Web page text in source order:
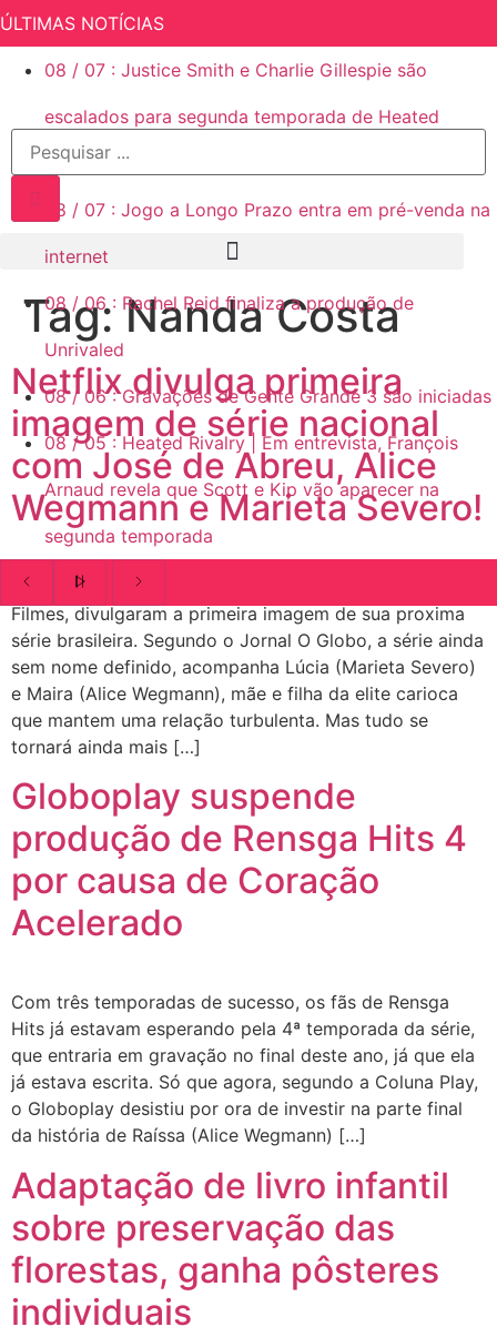
ÚLTIMAS NOTÍCIAS
08 / 07 : Justice Smith e Charlie Gillespie são
escalados para segunda temporada de Heated
Rivalry (Rivalidade Ardente)
08 / 07 : Jogo a Longo Prazo entra em pré-venda na
internet
08 / 06 : Rachel Reid finaliza a produção de
Unrivaled
08 / 06 : Gravações de Gente Grande 3 são iniciadas
08 / 05 : Heated Rivalry | Em entrevista, François
Arnaud revela que Scott e Kip vão aparecer na
segunda temporada
Tag:Nanda Costa
Netflix divulga primeira
imagem de série nacional
com José de Abreu, Alice
Wegmann e Marieta Severo!
A Red Queen Netflix Brasil e a produtora Conspiração
Filmes, divulgaram a primeira imagem de sua proxima
série brasileira. Segundo o Jornal O Globo, a série ainda
sem nome definido, acompanha Lúcia (Marieta Severo)
e Maira (Alice Wegmann), mãe e filha da elite carioca
que mantem uma relação turbulenta. Mas tudo se
tornará ainda mais […]
Globoplay suspende
produção de Rensga Hits 4
por causa de Coração
Acelerado
Com três temporadas de sucesso, os fãs de Rensga
Hits já estavam esperando pela 4ª temporada da série,
que entraria em gravação no final deste ano, já que ela
já estava escrita. Só que agora, segundo a Coluna Play,
o Globoplay desistiu por ora de investir na parte final
da história de Raíssa (Alice Wegmann) […]
Adaptação de livro infantil
sobre preservação das
florestas, ganha pôsteres
individuais